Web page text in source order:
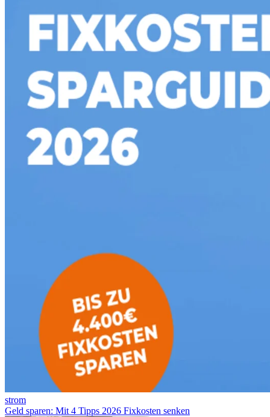
strom
Geld sparen: Mit 4 Tipps 2026 Fixkosten senken